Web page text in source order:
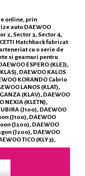
online, prin
auto DAEWOO
2, Sector 3, Sector 4,
Hatchback fabricat
cu o serie de
si geamuri pentru
ESPERO (KLEJ),
DAEWOO KALOS
KORANDO Cabrio
LANOS (KLAT),
(KLAV), DAEWOO
NEXIA (KLETN),
(J100), DAEWOO
(J100), DAEWOO
(J200), DAEWOO
(J200), DAEWOO
TICO (KLY3),